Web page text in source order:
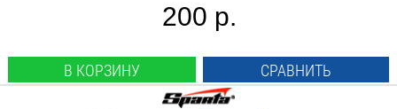
200 р.
В КОРЗИНУ СРАВНИТЬ